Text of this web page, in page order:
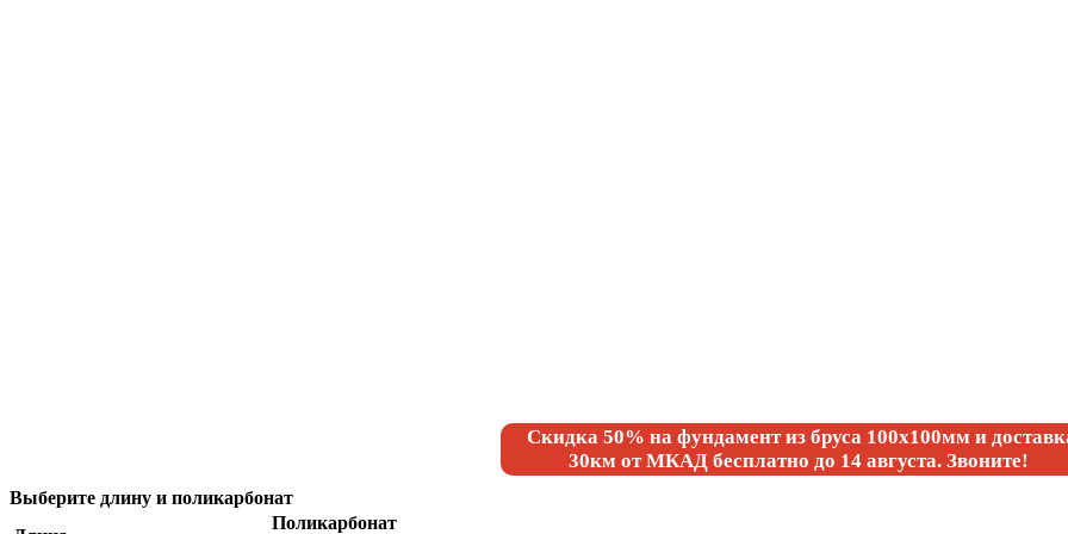
Скидка 50% на фундамент из бруса 100х100мм и
30км от МКАД бесплатно до 14 августа. Звоните!
Выберите длину и поликарбонат
Поликарбонат